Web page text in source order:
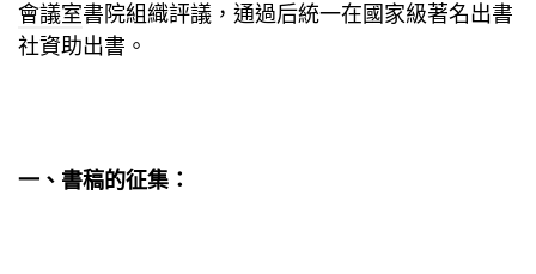
會議室書院組織評議，通過后統一在國家級著名出書
社資助出書。
一、書稿的征集：